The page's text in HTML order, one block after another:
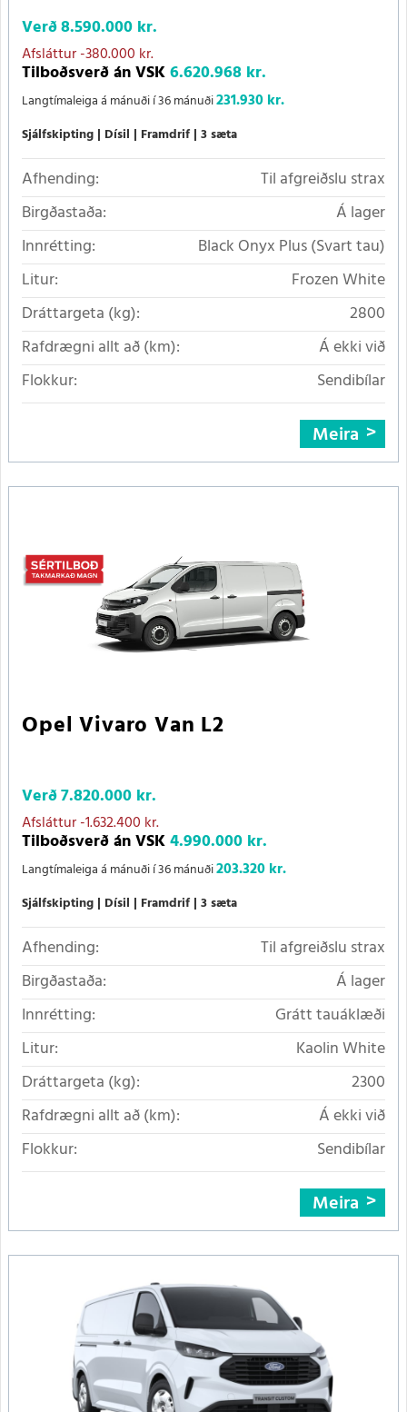
Verð8.590.000 kr.
Afsláttur-380.000 kr.
Tilboðsverð án VSK6.620.968 kr.
Langtímaleiga á mánuði í 36 mánuði231.930 kr.
Sjálfskipting Dísil Framdrif 3 sæta
Afhending:
Til afgreiðslu strax
Birgðastaða:
Á lager
Innrétting:
Black Onyx Plus (Svart tau)
Litur:
Frozen White
Dráttargeta (kg):
2800
Rafdrægni allt að (km):
Á ekki við
Flokkur:
Sendibílar
Meira
Opel Vivaro Van L2
Verð7.820.000 kr.
Afsláttur-1.632.400 kr.
Tilboðsverð án VSK4.990.000 kr.
Langtímaleiga á mánuði í 36 mánuði203.320 kr.
Sjálfskipting Dísil Framdrif 3 sæta
Afhending:
Til afgreiðslu strax
Birgðastaða:
Á lager
Innrétting:
Grátt tauáklæði
Litur:
Kaolin White
Dráttargeta (kg):
2300
Rafdrægni allt að (km):
Á ekki við
Flokkur:
Sendibílar
Meira